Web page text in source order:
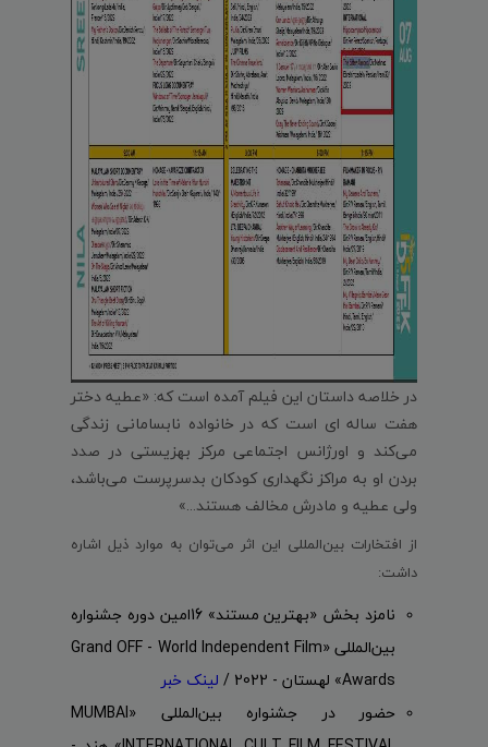
در خلاصه داستان این فیلم آمده است که: «عطیه دختر
هفت ساله ای است که در خانواده نابسامانی زندگی
می‌کند و اورژانس اجتماعی مرکز بهزیستی در صدد
بردن او به مراکز نگهداری کودکان بدسرپرست می‌باشد،
ولی عطیه و مادرش مخالف هستند...»
از افتخارات بین‌المللی این اثر می‌توان به موارد ذیل اشاره
داشت:
نامزد بخش «بهترین مستند» 16امین دوره جشنواره
بین‌المللی «Grand OFF - World Independent Film
Awards» لهستان - 2022 /
لینک خبر
حضور در جشنواره بین‌المللی «MUMBAI